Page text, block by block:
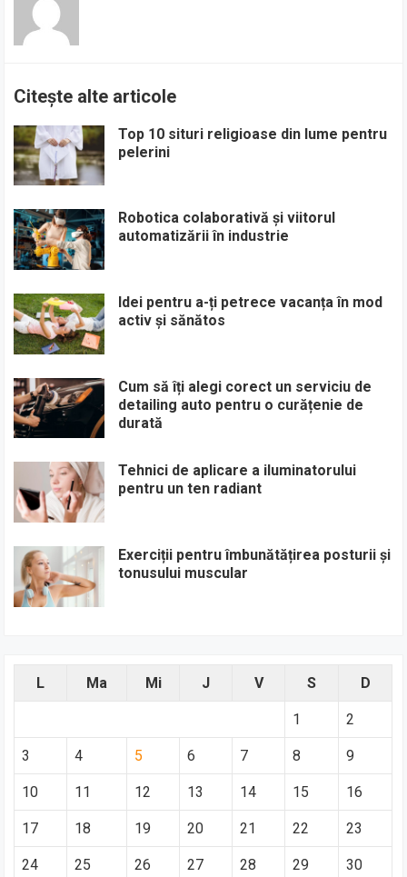
Citește alte articole
Top 10 situri religioase din lume pentru
pelerini
Robotica colaborativă și viitorul
automatizării în industrie
Idei pentru a-ți petrece vacanța în mod
activ și sănătos
Cum să îți alegi corect un serviciu de
detailing auto pentru o curățenie de
durată
Tehnici de aplicare a iluminatorului
pentru un ten radiant
Exerciții pentru îmbunătățirea posturii și
tonusului muscular
L Ma Mi J V S D
1 2
3 4 5 6 7 8 9
10 11 12 13 14 15 16
17 18 19 20 21 22 23
24 25 26 27 28 29 30